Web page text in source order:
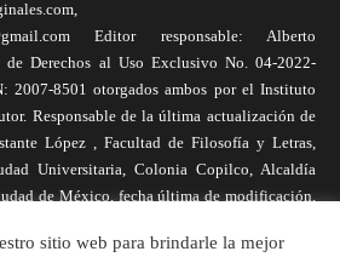
Editor responsable: Alberto
de Derechos al Uso Exclusivo No. 04-2022-
2007-8501 otorgados ambos por el Instituto
Responsable de la última actualización de
López , Facultad de Filosofía y Letras,
Universitaria, Colonia Copilco, Alcaldía
de México, fecha última de modificación,
de la revista, ni de Universidad Nacional
sitio web para brindarle la mejor